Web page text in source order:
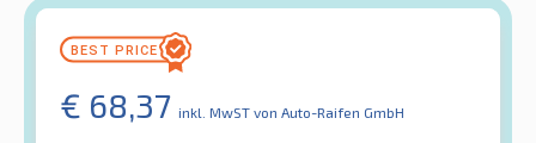
€ 68,37 inkl. MwST von Auto-Raifen GmbH